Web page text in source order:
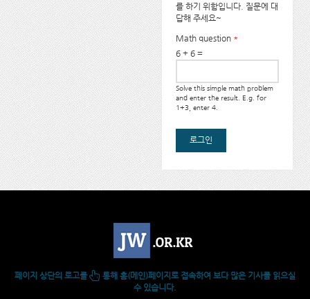
를 하기 위함입니다. 질문에 대
답해 주세요~
Math question *
6 + 6 =
Solve this simple math problem
and enter the result. E.g. for
1+3, enter 4.
페이지 상단의 로고를
통해 홈(메인)페이지로 접속하여 보다 많은 기사를 읽으실
수 있습니다.